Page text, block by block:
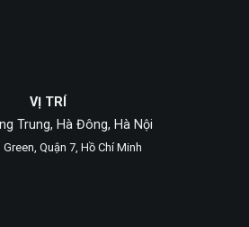
VỊ TRÍ
Trung, Hà Đông, Hà Nội
Green, Quận 7, Hồ Chí Minh